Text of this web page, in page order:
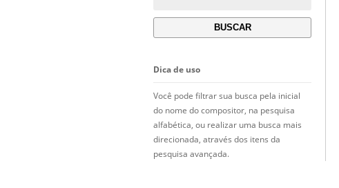
Dica de uso
Você pode filtrar sua busca pela inicial
do nome do compositor, na pesquisa
alfabética, ou realizar uma busca mais
direcionada, através dos itens da
pesquisa avançada.